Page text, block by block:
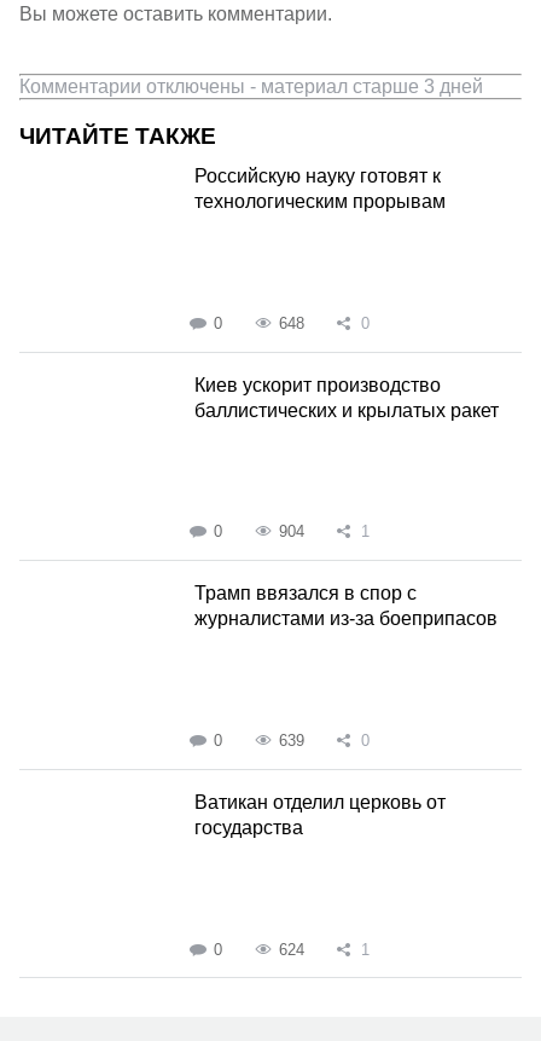
Вы можете оставить комментарии.
Комментарии отключены - материал старше 3 дней
ЧИТАЙТЕ ТАКЖЕ
Российскую науку готовят к
технологическим прорывам
0 648 0
Киев ускорит производство
баллистических и крылатых ракет
0 904 1
Трамп ввязался в спор с
журналистами из-за боеприпасов
0 639 0
Ватикан отделил церковь от
государства
0 624 1